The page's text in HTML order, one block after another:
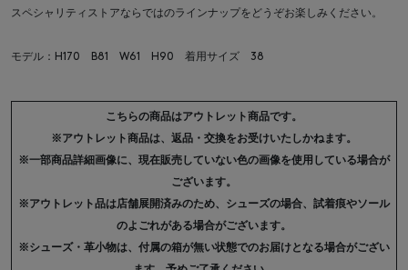
スペシャリティストアならではのラインナップをどうぞお楽しみください。
モデル：H170 B81 W61 H90 着用サイズ 38
こちらの商品はアウトレット商品です。
※アウトレット商品は、返品・交換をお受けいたしかねます。
※一部商品詳細画像に、現在販売していない色の画像を使用している場合が
ございます。
※アウトレット品は店舗展開済みのため、シューズの場合、試着痕やソール
のよごれがある場合がございます。
※シューズ・革小物は、付属の箱が無い状態でのお届けとなる場合がござい